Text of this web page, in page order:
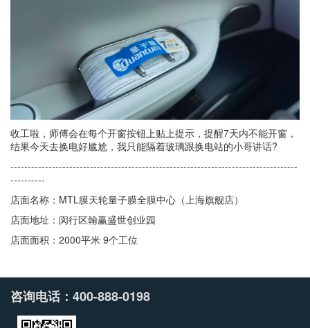
收工啦，师傅会在每个开窗按钮上贴上提示，提醒7天内不能开窗，
结果今天去换电好尴尬，我只能隔着玻璃跟换电站的小哥讲话?
-----------------------------------------------------------------------------------
----------
店面名称：MTL膜天轮量子膜全膜中心（上海旗舰店）
店面地址：闵行区翰赢盛世创业园
店面面积：2000平米 9个工位
咨询电话：400-888-0198